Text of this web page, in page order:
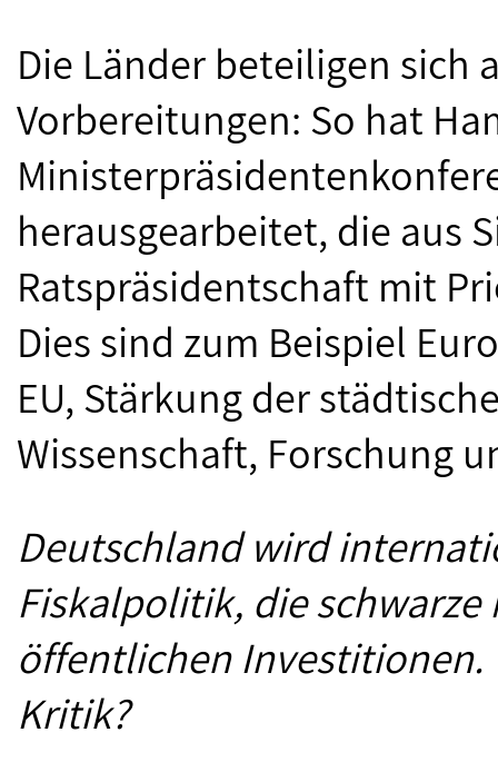
Die Länder beteiligen sich
Vorbereitungen: So hat
herausgearbeitet, die aus
Ratspräsidentschaft mit
Dies sind zum Beispiel
EU, Stärkung der
Wissenschaft, Forschung
Deutschland wird
Fiskalpolitik, die
öffentlichen Investitionen.
Kritik?